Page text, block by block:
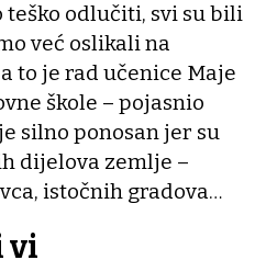
teško odlučiti, svi su bili
već oslikali na
to je rad učenice Maje
škole – pojasnio
silno ponosan jer su
dijelova zemlje –
istočnih gradova…
vi